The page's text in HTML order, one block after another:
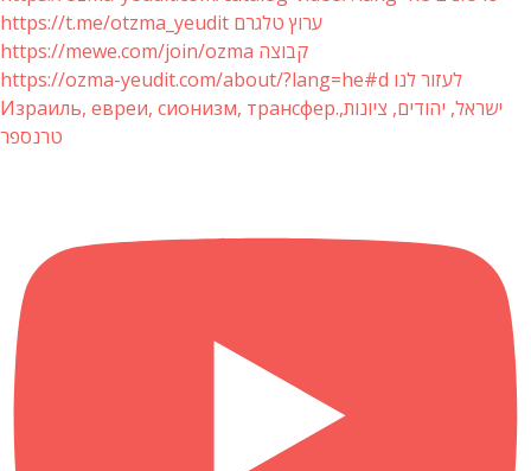
https://t.me/otzma_yeudit ערוץ טלגרם
https://mewe.com/join/ozma קבוצה
https://ozma-yeudit.com/about/?lang=he#d לעזור לנו
Израиль, евреи, сионизм, трансфер.ישראל, יהודים, ציונות,
טרנספר